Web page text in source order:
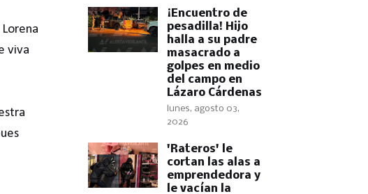
viva
​¡Encuentro de
pesadilla! Hijo
halla a su padre
masacrado a
golpes en medio
del campo en
Lázaro Cárdenas
lunes, agosto 03,
2026
'Rateros' le
cortan las alas a
emprendedora y
le vacían la